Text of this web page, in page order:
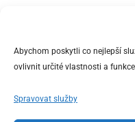
Abychom poskytli co nejlepší
ovlivnit určité vlastnosti a
Spravovat služby